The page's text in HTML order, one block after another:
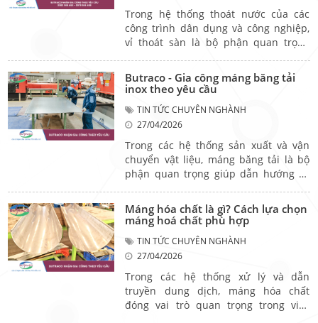
Trong hệ thống thoát nước của các
công trình dân dụng và công nghiệp,
vỉ thoát sàn là bộ phận quan trọng
chóng, đồng thời ngăn rác thải gây tắc
nghẽn. Việc lựa chọn đúng loại vỉ
không chỉ đảm bảo hiệu quả sử dụng
mà còn góp phần nâng cao độ bền và
tính thẩm mỹ cho công trình.
Butraco - Gia công máng băng tải
inox theo yêu cầu
TIN TỨC CHUYÊN NGHÀNH
27/04/2026
Trong các hệ thống sản xuất và vận
chuyển vật liệu, máng băng tải là bộ
phận quan trọng giúp dẫn hướng và
chuyển. Việc lựa chọn đúng loại máng
không chỉ đảm bảo hiệu suất vận
hành mà còn góp phần tăng độ bền và
giảm chi phí bảo trì cho toàn hệ
thống.
Máng hóa chất là gì? Cách lựa chọn
máng hoá chất phù hợp
TIN TỨC CHUYÊN NGHÀNH
27/04/2026
Trong các hệ thống xử lý và dẫn
truyền dung dịch, máng hóa chất
đóng vai trò quan trọng trong việc